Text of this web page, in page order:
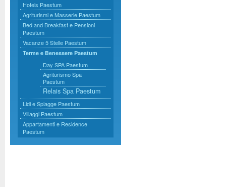
Hotels Paestum
Agriturismi e Masserie Paestum
Bed and Breakfast e Pensioni
Paestum
Vacanze 5 Stelle Paestum
Terme e Benessere Paestum
Day SPA Paestum
Agriturismo Spa
Paestum
Relais Spa Paestum
Lidi e Spiagge Paestum
Villaggi Paestum
Appartamenti e Residence
Paestum